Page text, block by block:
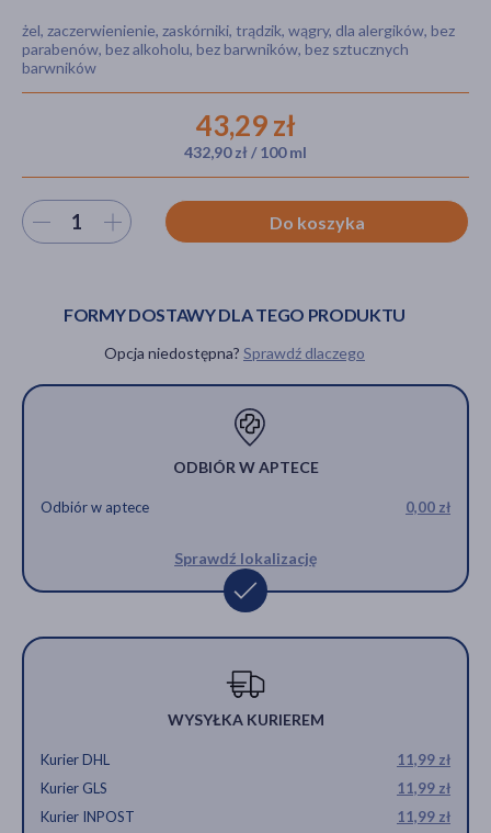
Hit
żel, zaczerwienienie, zaskórniki, trądzik, wągry, dla alergików, bez
parabenów, bez alkoholu, bez barwników, bez sztucznych
barwników
43,29 zł
432,90 zł / 100 ml
Wybierz ilość Do koszyka
FORMY DOSTAWY DLA TEGO PRODUKTU
Opcja niedostępna? Sprawdź dlaczego
ODBIÓR W APTECE
Odbiór w aptece 0,00 zł
Sprawdź lokalizację
WYSYŁKA KURIEREM
Kurier DHL
11,99 zł
Kurier GLS
11,99 zł
Kurier INPOST
11,99 zł